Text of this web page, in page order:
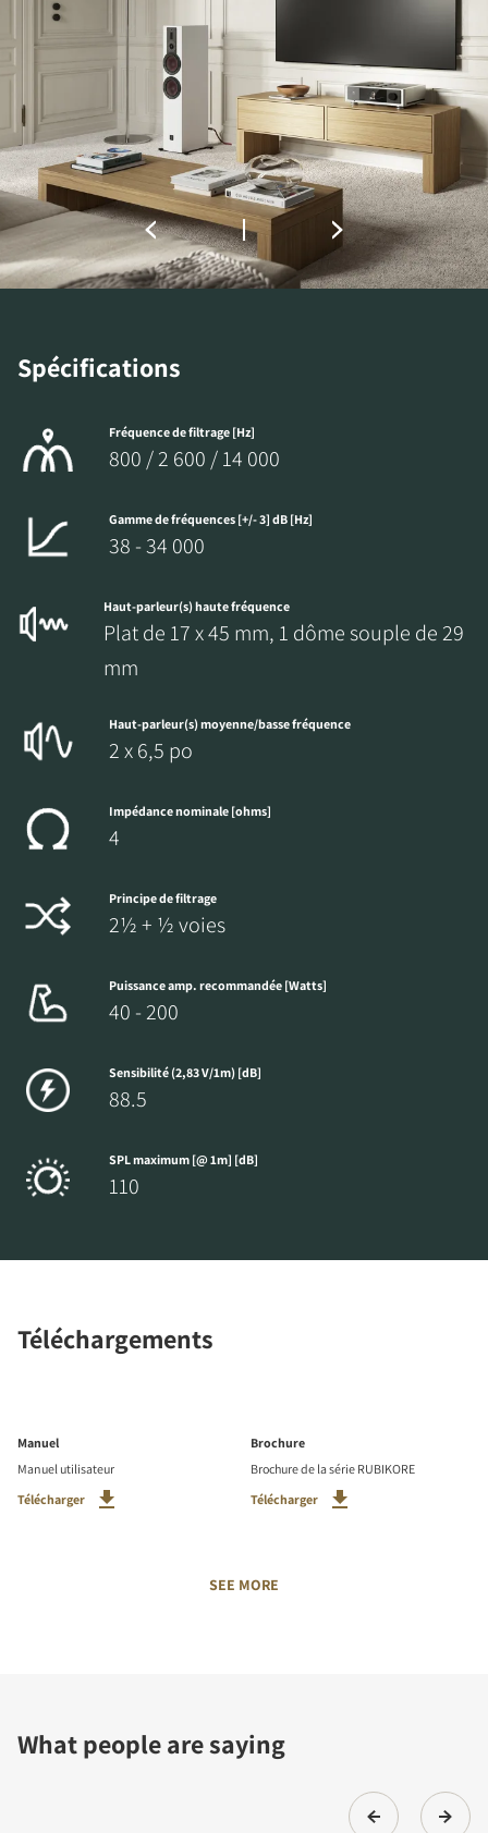
Spécifications
Fréquence de filtrage [Hz]
800 / 2 600 / 14 000
Gamme de fréquences [+/- 3] dB [Hz]
38 - 34 000
Haut-parleur(s) haute fréquence
Plat de 17 x 45 mm, 1 dôme souple de 29
mm
Haut-parleur(s) moyenne/basse fréquence
2 x 6,5 po
Impédance nominale [ohms]
4
Principe de filtrage
2½ + ½ voies
Puissance amp. recommandée [Watts]
40 - 200
Sensibilité (2,83 V/1m) [dB]
88.5
SPL maximum [@ 1m] [dB]
110
Téléchargements
Manuel
Manuel utilisateur
Télécharger
Brochure
Brochure de la série RUBIKORE
Télécharger
SEE MORE
INSCRIVEZ-VOUS POUR
ACCÉDER AUX
TÉLÉCHARGEMENTS
Remplissez ce formulaire pour accéder
directement à tous les fichiers en
téléchargement verrouillés de notre site Web.
What people are saying